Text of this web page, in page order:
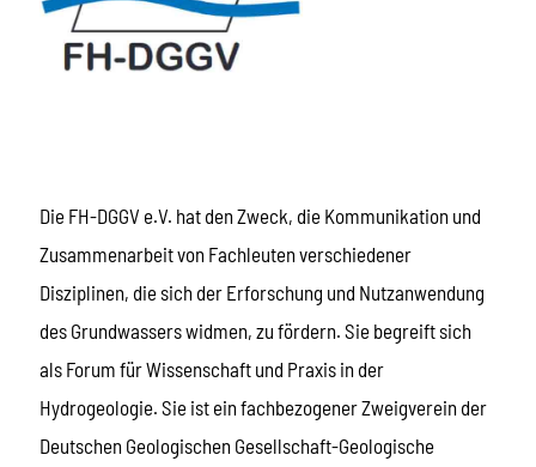
Die FH-DGGV e.V. hat den Zweck, die Kommunikation und
Zusammenarbeit von Fachleuten verschiedener
Disziplinen, die sich der Erforschung und Nutzanwendung
des Grundwassers widmen, zu fördern. Sie begreift sich
als Forum für Wissenschaft und Praxis in der
Hydrogeologie. Sie ist ein fachbezogener Zweigverein der
Deutschen Geologischen Gesellschaft-Geologische